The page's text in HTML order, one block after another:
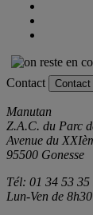
Contact Contact
Manutan
Z.A.C. du Parc
Avenue du
95500 Gonesse
Tél: 01 34 53 35
Lun-Ven de